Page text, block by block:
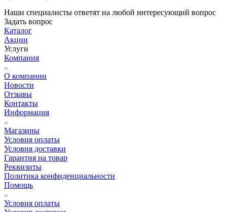
Наши специалисты ответят на любой интересующий вопрос
Задать вопрос
Каталог
Акции
Услуги
Компания
О компании
Новости
Отзывы
Контакты
Информация
Магазины
Условия оплаты
Условия доставки
Гарантия на товар
Реквизиты
Политика конфиденциальности
Помощь
Условия оплаты